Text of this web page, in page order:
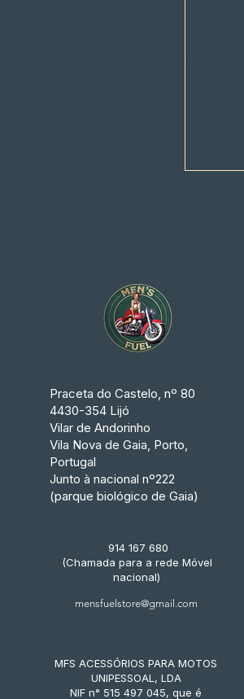
Praceta do Castelo, nº 80
4430-354 Lijó
Vilar de Andorinho
Vila Nova de Gaia, Porto,
Portugal
Junto à nacional nº222
(parque biológico de Gaia)
914 167 680
(Chamada para a rede Móvel
nacional)
mensfuelstore@gmail.com
MFS ACESSÓRIOS PARA MOTOS
UNIPESSOAL, LDA
NIF n° 515 497 045, que é